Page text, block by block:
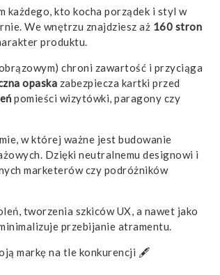
każdego, kto kocha porządek i styl w
We wnętrzu znajdziesz aż 160 stron
produktu.
chroni zawartość i przyciąga
opaska zabezpiecza kartki przed
pomieści wizytówki, paragony czy
w której ważne jest budowanie
Dzięki neutralnemu designowi i
marketerów czy podróżników
tworzenia szkiców UX, a nawet jako
przebijanie atramentu.
markę na tle konkurencji 🖋️